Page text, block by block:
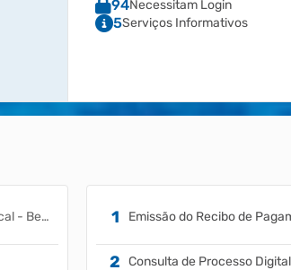
94Necessitam Login
5Serviços Informativos
Autenticidade Nota Fiscal - Betha
Consulta de Processo Digital